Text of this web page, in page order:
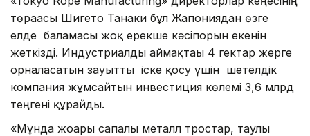
төрағасы Шигето Танаки бұл Жапониядан өзге
елде баламасы жоқ ерекше кәсіпорын екенін
жеткізді. Индустриалды аймақтағы 4 гектар жерге
орналасатын зауытты іске қосу үшін шетелдік
компания жұмсайтын инвестиция көлемі 3,6 млрд
теңгені құрайды.
«Мұнда жоғары сапалы металл тростар, таулы